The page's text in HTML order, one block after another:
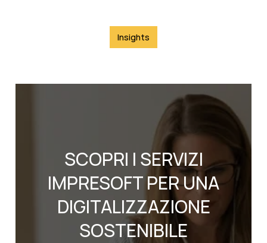
Insights
SCOPRI I SERVIZI
IMPRESOFT PER UNA
DIGITALIZZAZIONE
SOSTENIBILE